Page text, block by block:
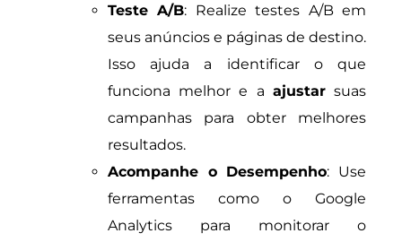
Teste A/B: Realize testes A/B em
seus anúncios e páginas de destino.
Isso ajuda a identificar o que
funciona melhor e a ajustarsuas
campanhas para obter melhores
resultados.
Acompanhe o Desempenho: Use
ferramentas como o Google
Analytics para monitorar o